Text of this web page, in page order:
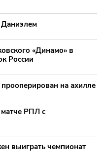
«Динамо» в
России
на ахилле
матче РПЛ с
выиграть чемпионат